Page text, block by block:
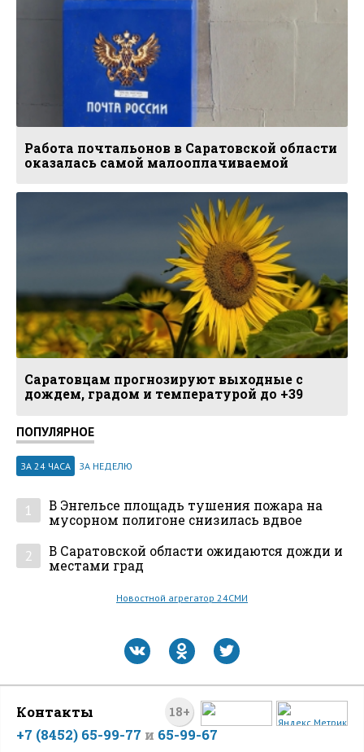
Работа почтальонов в Саратовской области
оказалась самой малооплачиваемой
Саратовцам прогнозируют выходные с
дождем, градом и температурой до +39
ПОПУЛЯРНОЕ
ЗА 24 ЧАСА ЗА НЕДЕЛЮ
1
В Энгельсе площадь тушения пожара на
мусорном полигоне снизилась вдвое
2
В Саратовской области ожидаются дожди и
местами град
Новостной агрегатор 24СМИ
18+
Контакты
+7 (8452) 65-99-77 и 65-99-67